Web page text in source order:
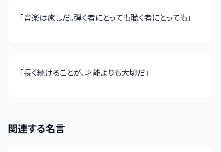
「音楽は癒しだ。弾く者にとっても聴く者にとっても」
「長く続けることが、才能よりも大切だ」
関連する名言